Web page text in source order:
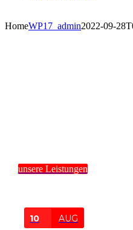
HomeWP17_admin2022-09-
unsere Leistungen
10 AUG